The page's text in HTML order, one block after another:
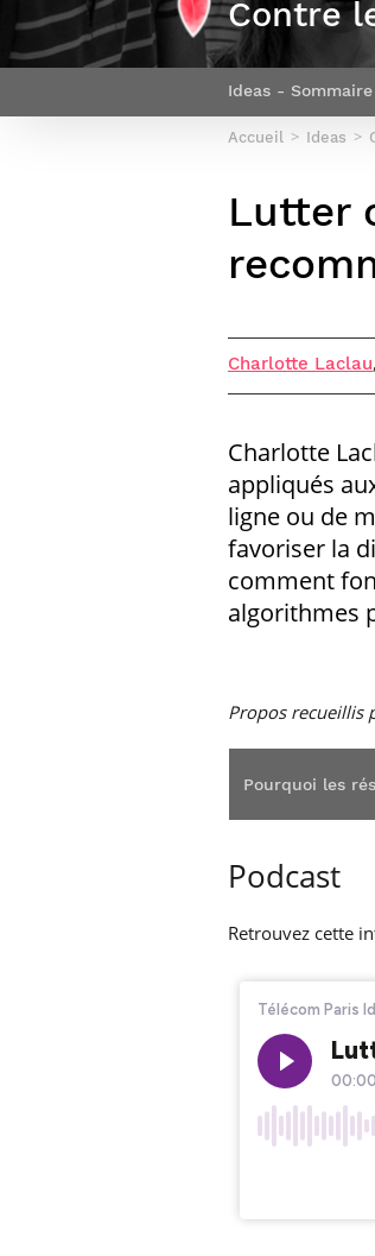
Sport (fr)
Mobilité en France
Parcours Numérique
Enquête 1er emploi
Expert cybersécurité
et des systèmes
Intelligence Artificielle –
Manager des systèmes
Contre
Ideas - Sommaire
Accueil Ideas
Lutter
Charlotte Laclau
Charlotte
appliqués
ligne ou de
favoriser la
comment
algorithmes
Propos recueillis
Pourquoi les
Podcast
Retrouvez cette